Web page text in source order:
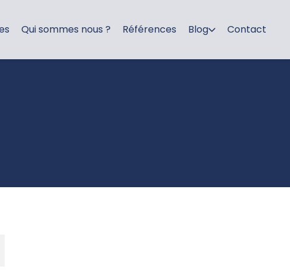
Qui sommes nous ? Références Blog Contact